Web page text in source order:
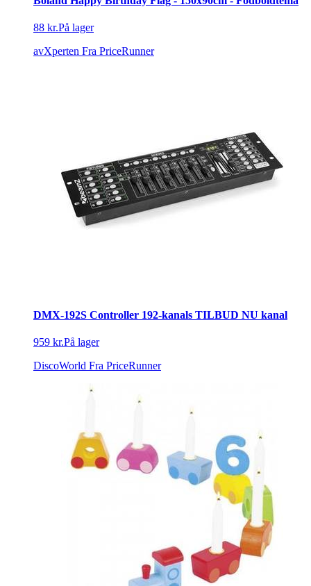
88 kr.På lager
avXperten Fra PriceRunner
DMX-192S Controller 192-kanals TILBUD NU kanal
959 kr.På lager
DiscoWorld Fra PriceRunner